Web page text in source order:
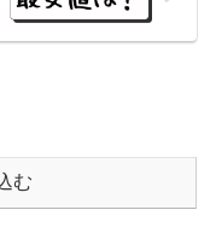
む